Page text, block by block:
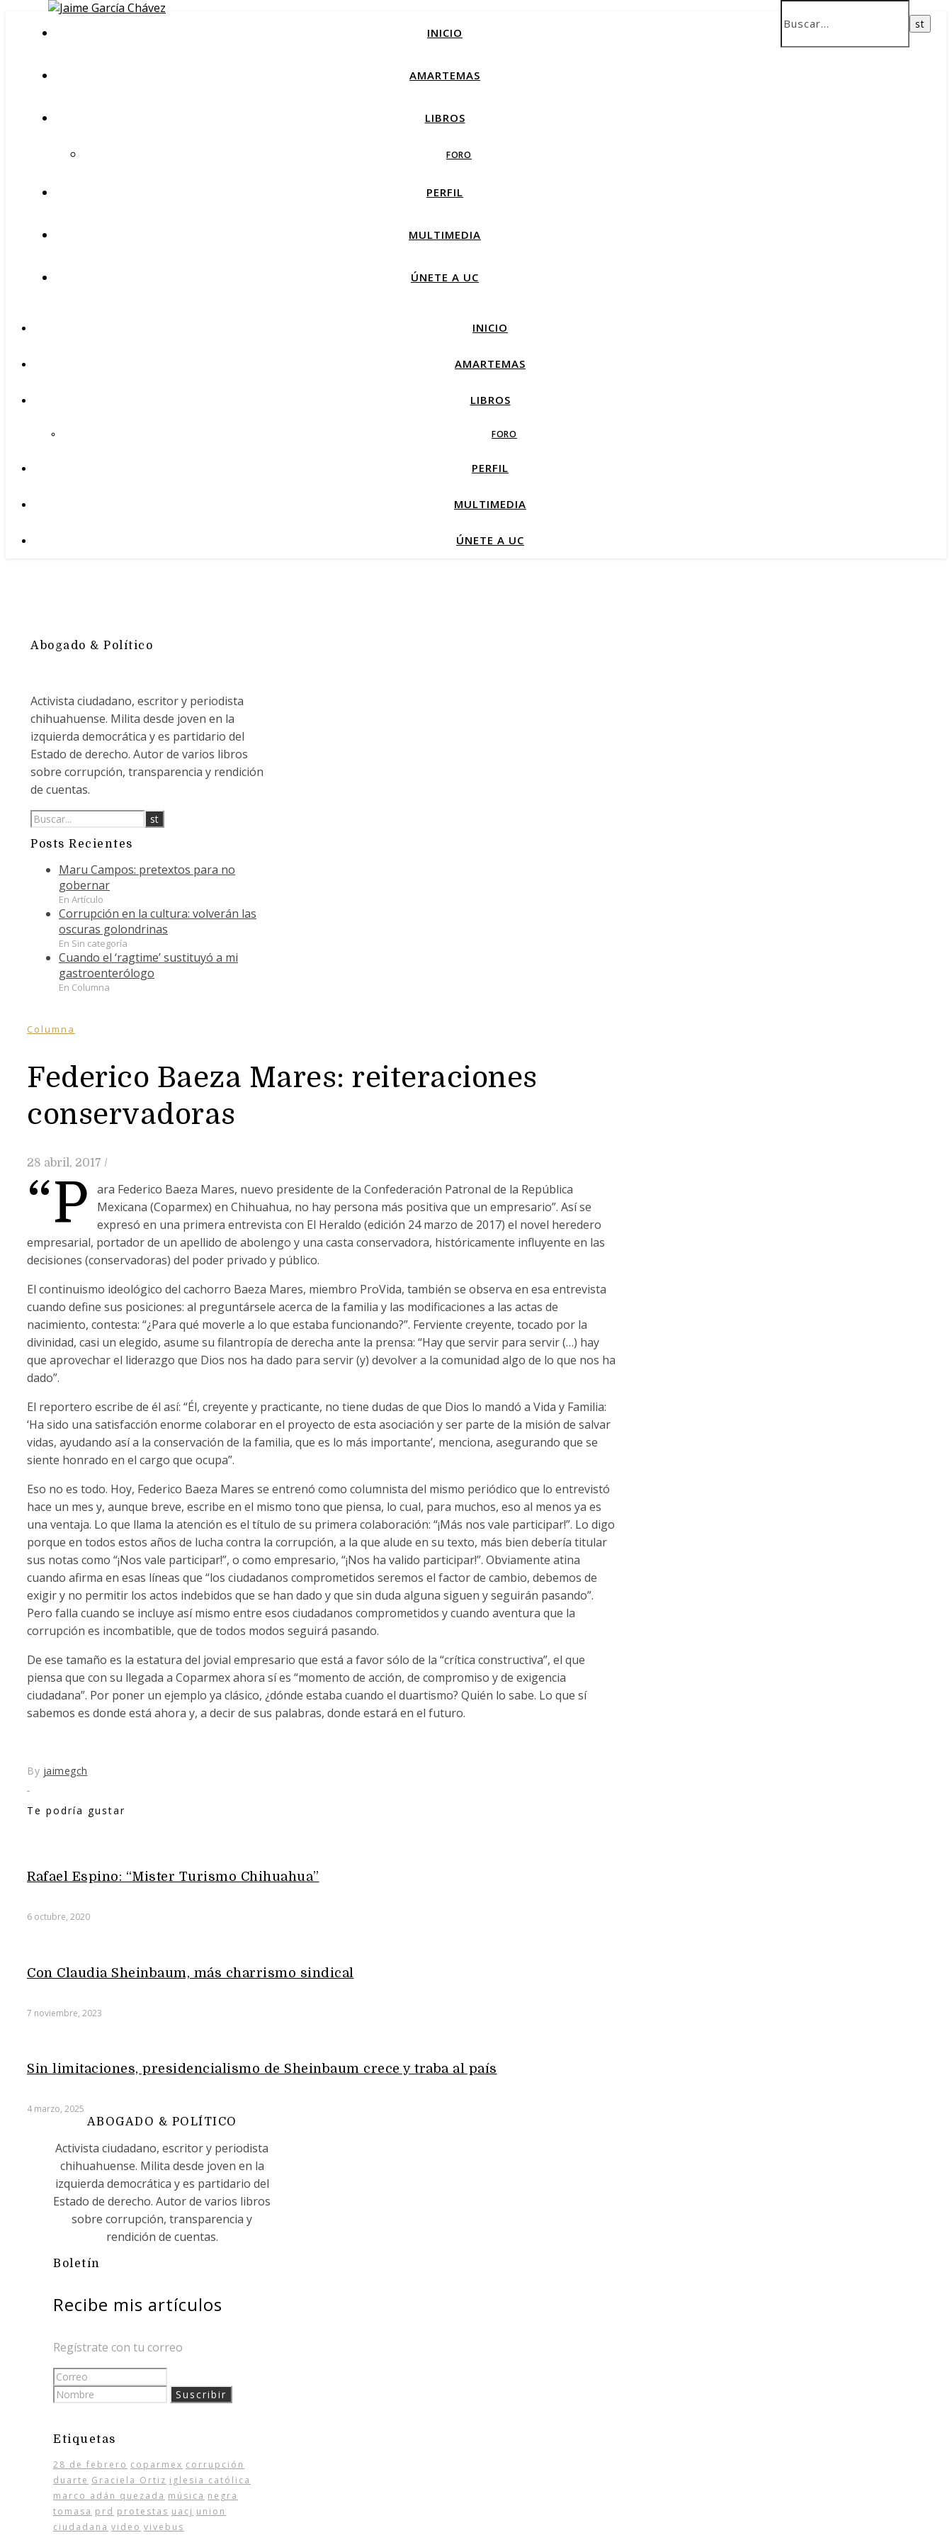
INICIO
AMARTEMAS
LIBROS
FORO
PERFIL
MULTIMEDIA
ÚNETE A UC
INICIO
AMARTEMAS
LIBROS
FORO
PERFIL
MULTIMEDIA
ÚNETE A UC
Abogado & Político
Activista ciudadano, escritor y periodista
chihuahuense. Milita desde joven en la
izquierda democrática y es partidario del
Estado de derecho. Autor de varios libros
sobre corrupción, transparencia y rendición
de cuentas.
Posts Recientes
Maru Campos: pretextos para no
gobernar
En Artículo
Corrupción en la cultura: volverán las
oscuras golondrinas
En Sin categoría
Cuando el ‘ragtime’ sustituyó a mi
gastroenterólogo
En Columna
Columna
Federico Baeza Mares: reiteraciones
conservadoras
28 abril, 2017 /
“P
ara Federico Baeza Mares, nuevo presidente de la Confederación Patronal de la República
Mexicana (Coparmex) en Chihuahua, no hay persona más positiva que un empresario”. Así se
expresó en una primera entrevista con El Heraldo (edición 24 marzo de 2017) el novel heredero
empresarial, portador de un apellido de abolengo y una casta conservadora, históricamente influyente en las
decisiones (conservadoras) del poder privado y público.
El continuismo ideológico del cachorro Baeza Mares, miembro ProVida, también se observa en esa entrevista
cuando define sus posiciones: al preguntársele acerca de la familia y las modificaciones a las actas de
nacimiento, contesta: “¿Para qué moverle a lo que estaba funcionando?”. Ferviente creyente, tocado por la
divinidad, casi un elegido, asume su filantropía de derecha ante la prensa: “Hay que servir para servir (…) hay
que aprovechar el liderazgo que Dios nos ha dado para servir (y) devolver a la comunidad algo de lo que nos ha
dado”.
El reportero escribe de él así: “Él, creyente y practicante, no tiene dudas de que Dios lo mandó a Vida y Familia:
‘Ha sido una satisfacción enorme colaborar en el proyecto de esta asociación y ser parte de la misión de salvar
vidas, ayudando así a la conservación de la familia, que es lo más importante’, menciona, asegurando que se
siente honrado en el cargo que ocupa”.
Eso no es todo. Hoy, Federico Baeza Mares se entrenó como columnista del mismo periódico que lo entrevistó
hace un mes y, aunque breve, escribe en el mismo tono que piensa, lo cual, para muchos, eso al menos ya es
una ventaja. Lo que llama la atención es el título de su primera colaboración: “¡Más nos vale participar!”. Lo digo
porque en todos estos años de lucha contra la corrupción, a la que alude en su texto, más bien debería titular
sus notas como “¡Nos vale participar!”, o como empresario, “¡Nos ha valido participar!”. Obviamente atina
cuando afirma en esas líneas que “los ciudadanos comprometidos seremos el factor de cambio, debemos de
exigir y no permitir los actos indebidos que se han dado y que sin duda alguna siguen y seguirán pasando”.
Pero falla cuando se incluye así mismo entre esos ciudadanos comprometidos y cuando aventura que la
corrupción es incombatible, que de todos modos seguirá pasando.
De ese tamaño es la estatura del jovial empresario que está a favor sólo de la “crítica constructiva”, el que
piensa que con su llegada a Coparmex ahora sí es “momento de acción, de compromiso y de exigencia
ciudadana”. Por poner un ejemplo ya clásico, ¿dónde estaba cuando el duartismo? Quién lo sabe. Lo que sí
sabemos es donde está ahora y, a decir de sus palabras, donde estará en el futuro.
By jaimegch
Te podría gustar
Rafael Espino: “Mister Turismo Chihuahua”
6 octubre, 2020
Con Claudia Sheinbaum, más charrismo sindical
7 noviembre, 2023
Sin limitaciones, presidencialismo de Sheinbaum crece y traba al país
4 marzo, 2025
ABOGADO & POLÍTICO
Activista ciudadano, escritor y periodista
chihuahuense. Milita desde joven en la
izquierda democrática y es partidario del
Estado de derecho. Autor de varios libros
sobre corrupción, transparencia y
rendición de cuentas.
Boletín
Recibe mis artículos
Regístrate con tu correo
Etiquetas
28 de febrero coparmex corrupción
duarte Graciela Ortiz iglesia católica
marco adán quezada música negra
tomasa prd protestas uacj union
ciudadana video vivebus